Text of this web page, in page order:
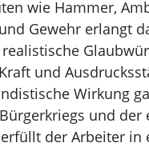
wie Hammer,
Gewehr erlangt
und
Wirkung
und der
der Arbeiter in